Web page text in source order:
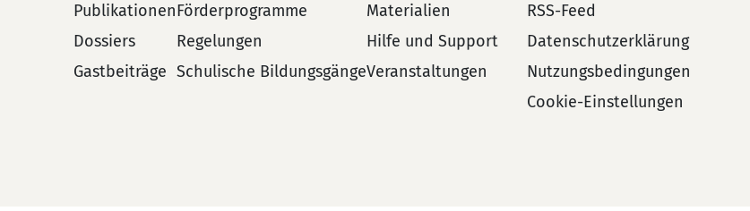
Publikationen
Dossiers
Gastbeiträge
Förderprogramme
Regelungen
Schulische Bildungsgänge
Materialien
Hilfe und Support
Veranstaltungen
RSS-Feed
Datenschutzerklärung
Nutzungsbedingungen
Cookie-Einstellungen